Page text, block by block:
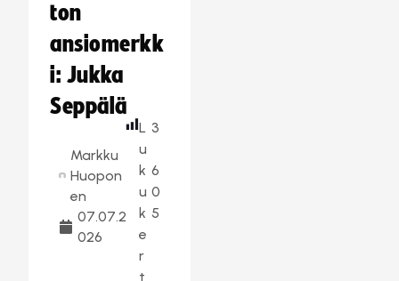
ton
ansiomerkk
i: Jukka
Seppälä
Markku
Huopon
en
07.07.2
026
L
u
k
u
k
e
r
t
3
6
0
5